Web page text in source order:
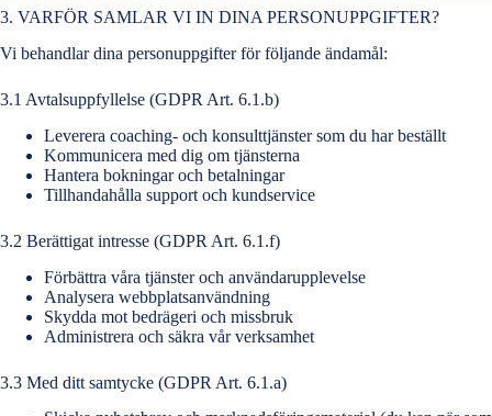
3. VARFÖR SAMLAR VI IN DINA PERSONUPPGIFTER?
Vi behandlar dina personuppgifter för följande ändamål:
3.1 Avtalsuppfyllelse (GDPR Art. 6.1.b)
Leverera coaching- och konsulttjänster som du har beställt
Kommunicera med dig om tjänsterna
Hantera bokningar och betalningar
Tillhandahålla support och kundservice
3.2 Berättigat intresse (GDPR Art. 6.1.f)
Förbättra våra tjänster och användarupplevelse
Analysera webbplatsanvändning
Skydda mot bedrägeri och missbruk
Administrera och säkra vår verksamhet
3.3 Med ditt samtycke (GDPR Art. 6.1.a)